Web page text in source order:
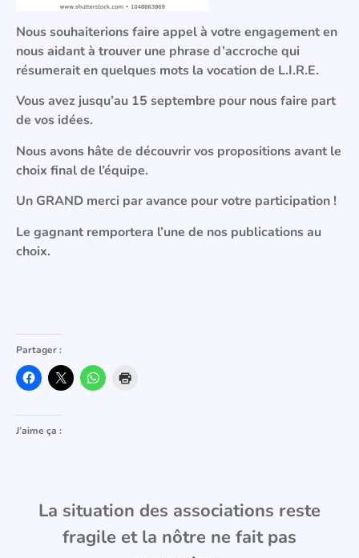
Nous souhaiterions faire appel à votre engagement en
nous aidant à trouver une phrase d’accroche qui
résumerait en quelques mots la vocation de L.I.R.E.
Vous avez jusqu’au 15 septembre pour nous faire part
de vos idées.
Nous avons hâte de découvrir vos propositions avant le
choix final de l’équipe.
Un GRAND merci par avance pour votre participation !
Le gagnant remportera l’une de nos publications au
choix.
Partager :
J’aime ça :
La situation des associations reste
fragile et la nôtre ne fait pas